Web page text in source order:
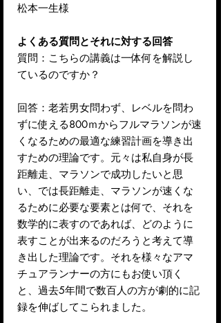
松本一生様
よくある質問とそれに対する回答
質問：こちらの講義は一体何を解説し
ているのですか？
回答：老若男女問わず、レベルを問わ
ずに使える800ｍからフルマラソンが速
くなるための最適な練習計画を導き出
すための理論です。元々は私自身が長
距離走、マラソンで成功したいと思
い、では長距離走、マラソンが速くな
るために必要な要素とは何で、それを
数学的に表すのであれば、どのように
表すことが出来るのだろうと考えて導
き出した理論です。それを様々なアマ
チュアランナーの方にもお使い頂く
と、過去5年間で数百人の方が劇的に記
録を伸ばしてこられました。